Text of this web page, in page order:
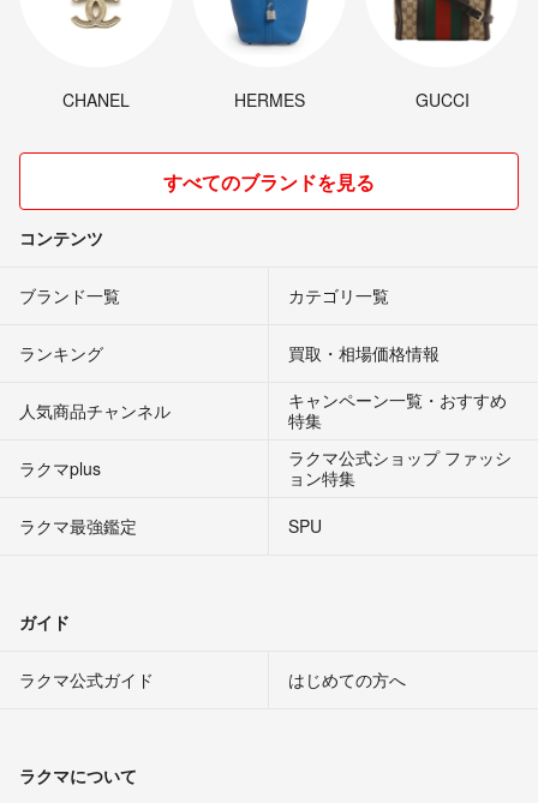
CHANEL HERMES GUCCI
すべてのブランドを見る
コンテンツ
ブランド一覧 カテゴリ一覧
ランキング 買取・相場価格情報
人気商品チャンネル
キャンペーン一覧・おすすめ
特集
ラクマplus
ラクマ公式ショップ ファッシ
ョン特集
ラクマ最強鑑定
SPU
ガイド
ラクマ公式ガイド はじめての方へ
ラクマについて